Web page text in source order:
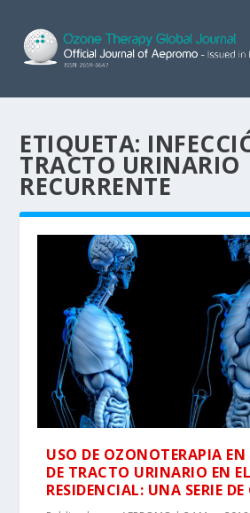
ETIQUETA:
TRACTO URINARIO
RECURRENTE
USO DE OZONOTERAPIA EN
DE TRACTO URINARIO EN
RESIDENCIAL: UNA SERIE DE